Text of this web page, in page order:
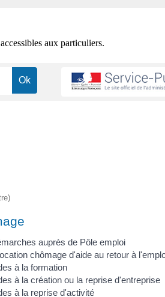
aux particuliers.
auprès de Pôle emploi
chômage d'aide au retour à
à la formation
à la création ou la reprise d'entreprise
à la reprise d'activité